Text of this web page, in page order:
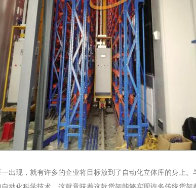
出现，就有许多的企业将目标放到了自动化立体库的身上。